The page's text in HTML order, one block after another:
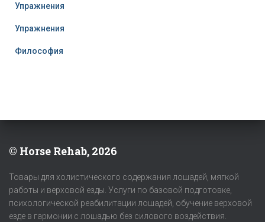
Упражнения
Упражнения
Философия
© Horse Rehab, 2026
Товары для холистического содержания лошадей, мягкой
работы и верховой езды. Услуги по базовой подготовке,
психологической реабилитации лошадей, обучение верховой
езде в гармонии с лошадью без силового воздействия.